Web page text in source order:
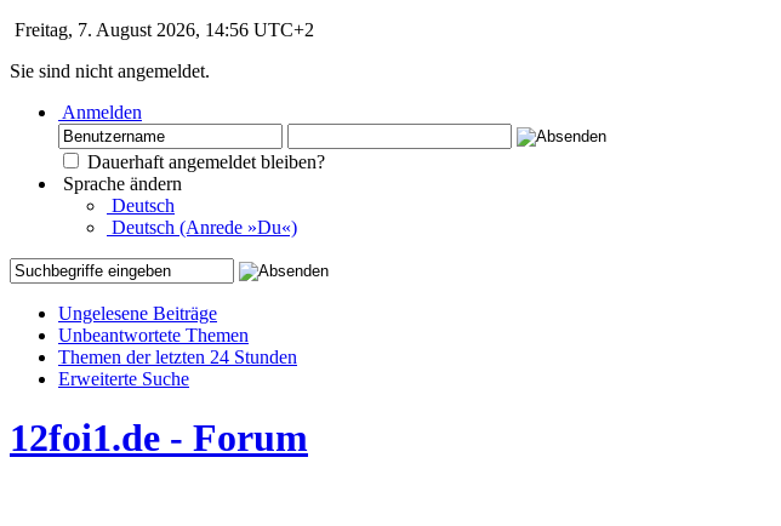
Freitag, 7. August 2026, 14:56 UTC+2
Sie sind nicht angemeldet.
Anmelden
Dauerhaft angemeldet bleiben?
Sprache ändern
Deutsch
Deutsch (Anrede »Du«)
Ungelesene Beiträge
Unbeantwortete Themen
Themen der letzten 24 Stunden
Erweiterte Suche
12foi1.de - Forum